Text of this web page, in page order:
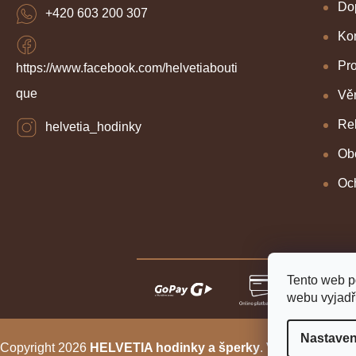
Tento web
webu
https://www.facebook.com/helvetiabouti
que
helvetia_hodinky
+420 603 200 307
Copyright 2026 HELVETIA hodinky a šperky. Všechna práva